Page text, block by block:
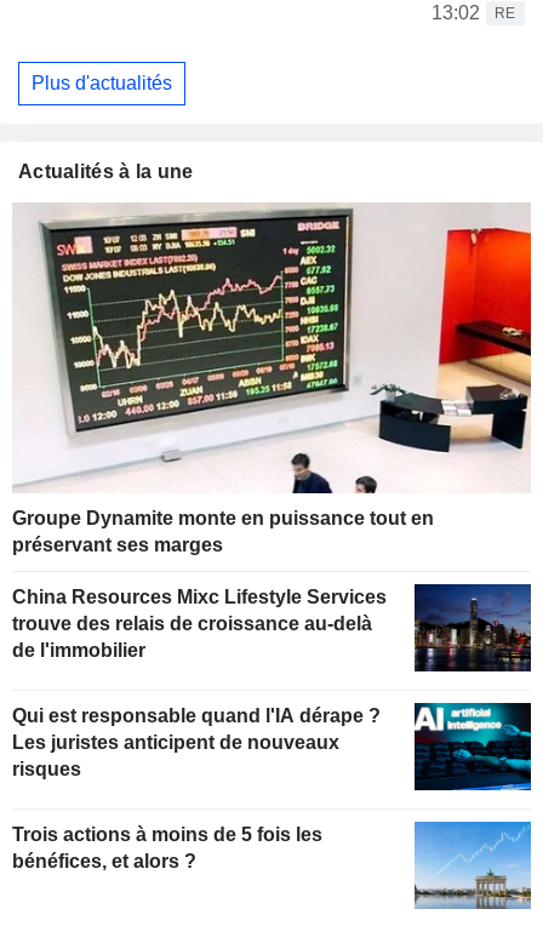
13:02 RE
Plus d'actualités
Actualités à la une
Groupe Dynamite monte en puissance tout en
préservant ses marges
China Resources Mixc Lifestyle Services
trouve des relais de croissance au-delà
de l'immobilier
Qui est responsable quand l'IA dérape ?
Les juristes anticipent de nouveaux
risques
Trois actions à moins de 5 fois les
bénéfices, et alors ?